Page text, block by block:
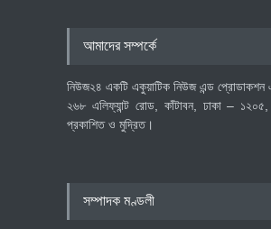
আমাদের সম্পর্কে
নিউজ২৪ একটি একুয়াটিক নিউজ এন্ড প্রোডাকশন
২৬৮ এলিফ্যান্ট রোড, কাঁটাবন, ঢাকা – ১২০৫,
প্রকাশিত ও মুদ্রিত।
সম্পাদক মণ্ডলী